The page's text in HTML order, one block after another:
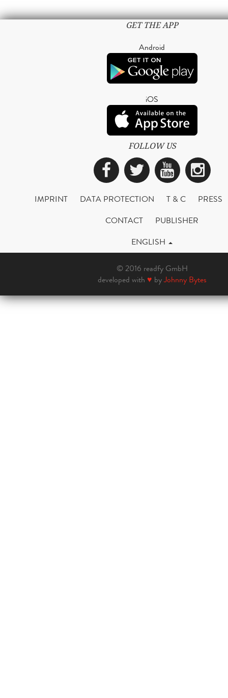
GET THE APP
Android
iOS
FOLLOW US
Facebook
Twitter
IMPRINT DATA PROTECTION T & C
PRESS
CONTACT
PUBLISHER
ENGLISH
© 2016 readfy GmbH
developed with ♥ byJohnny Bytes